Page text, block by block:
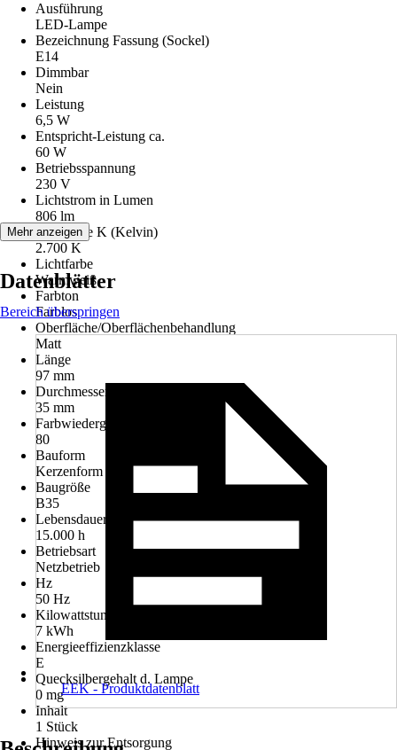
Ausführung
LED-Lampe
Bezeichnung Fassung (Sockel)
E14
Dimmbar
Nein
Leistung
6,5 W
Entspricht-Leistung ca.
60 W
Betriebsspannung
230 V
Lichtstrom in Lumen
806 lm
Lichtfarbe K (Kelvin)
2.700 K
Lichtfarbe
Warmweiß
Farbton
Farblos
Oberfläche/Oberflächenbehandlung
Matt
Länge
97 mm
Durchmesser
35 mm
Farbwiedergabe (Ra)
80
Bauform
Kerzenform
Baugröße
B35
Lebensdauer
15.000 h
Betriebsart
Netzbetrieb
Hz
50 Hz
Kilowattstunden/1000h
7 kWh
Energieeffizienzklasse
E
Quecksilbergehalt d. Lampe
0 mg
Inhalt
1 Stück
Hinweis zur Entsorgung
Mehr anzeigen
Datenblätter
Bereich überspringen
EEK - Produktdatenblatt